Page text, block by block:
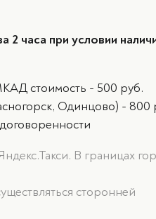
2 часа при условии
стоимость - 500 руб.
Одинцово) - 800
В границах
сторонней